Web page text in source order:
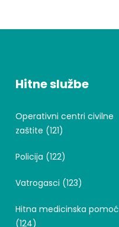
Hitne službe
Operativni centri civilne
zaštite (121)
Policija (122)
Vatrogasci (123)
Hitna medicinska pomoć
(124)